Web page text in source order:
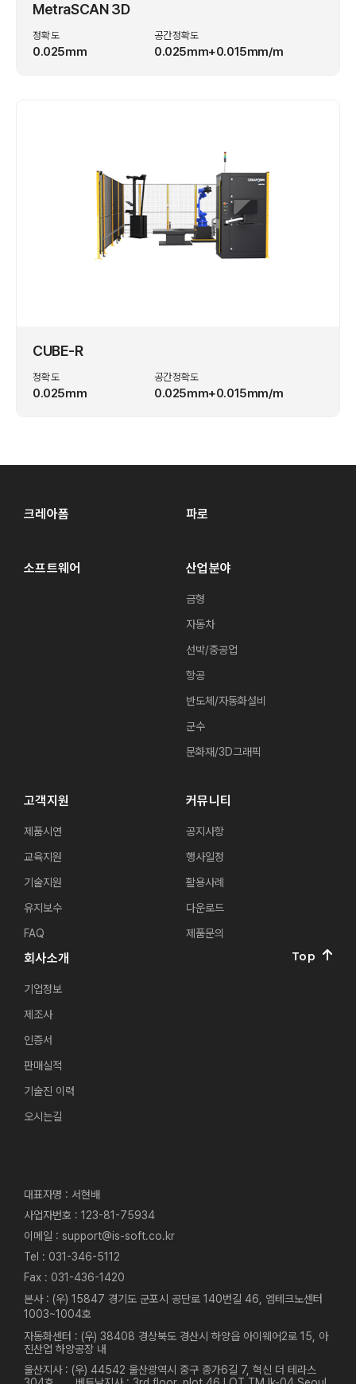
MetraSCAN 3D
정확도
0.025mm
공간정확도
0.025mm+0.015mm/m
CUBE-R
정확도
0.025mm
공간정확도
0.025mm+0.015mm/m
크레아폼 파로
소프트웨어 산업분야
금형
자동차
선박/중공업
항공
반도체/자동화설비
군수
문화재/3D그래픽
고객지원
제품시연
교육지원
기술지원
유지보수
FAQ
커뮤니티
공지사항
행사일정
활용사례
다운로드
제품문의
회사소개
기업정보
제조사
인증서
판매실적
기술진 이력
오시는길
Top
대표자명 : 서현배
사업자번호 : 123-81-75934
이메일 : support@is-soft.co.kr
Tel : 031-346-5112
Fax : 031-436-1420
본사 : (우) 15847 경기도 군포시 공단로 140번길 46, 엠테크노센터
1003~1004호
자동화센터 : (우) 38408 경상북도 경산시 하양읍 아이웨어2로 15, 아
진산업 하양공장 내
울산지사 : (우) 44542 울산광역시 중구 종가6길 7, 혁신 더 테라스